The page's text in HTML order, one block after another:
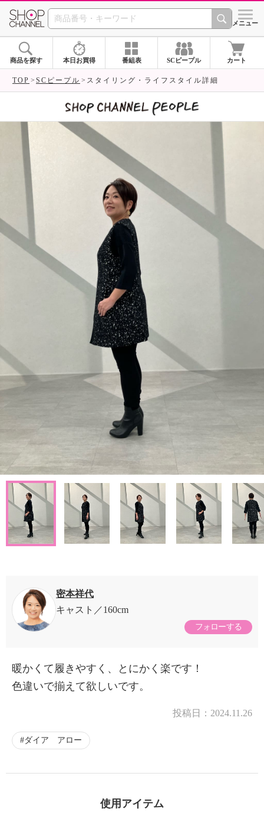
SHOP CHANNEL シメニュー
商品を探す 本日お買得 番組表 SCピープル カート
TOP SCピープル スタイリング・ライフスタイル詳細
密本祥代
キャスト
160cm
フォローする
暖かくて履きやすく、とにかく楽です！
色違いで揃えて欲しいです。
投稿日： 2024.11.26
ダイア アロー
使用アイテム